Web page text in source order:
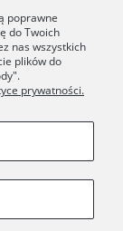
poprawne
do Twoich
nas wszystkich
plików do
prywatności.